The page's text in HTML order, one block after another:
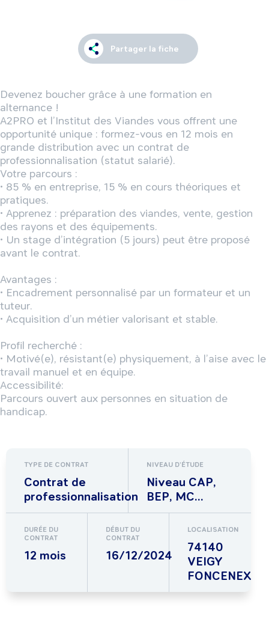
Partager la fiche
Devenez boucher grâce à une formation en
alternance !
A2PRO et l’Institut des Viandes vous offrent une
opportunité unique : formez-vous en 12 mois en
grande distribution avec un contrat de
professionnalisation (statut salarié).
Votre parcours :
• 85 % en entreprise, 15 % en cours théoriques et
pratiques.
• Apprenez : préparation des viandes, vente, gestion
des rayons et des équipements.
• Un stage d’intégration (5 jours) peut être proposé
avant le contrat.
Avantages :
• Encadrement personnalisé par un formateur et un
tuteur.
• Acquisition d’un métier valorisant et stable.
Profil recherché :
• Motivé(e), résistant(e) physiquement, à l’aise avec le
travail manuel et en équipe.
Accessibilité:
Parcours ouvert aux personnes en situation de
handicap.
TYPE DE CONTRAT
Contrat de
professionnalisation
NIVEAU D'ÉTUDE
Niveau CAP,
BEP, MC...
DURÉE DU
CONTRAT
12 mois
DÉBUT DU
CONTRAT
16/12/2024
LOCALISATION
74140
VEIGY
FONCENEX